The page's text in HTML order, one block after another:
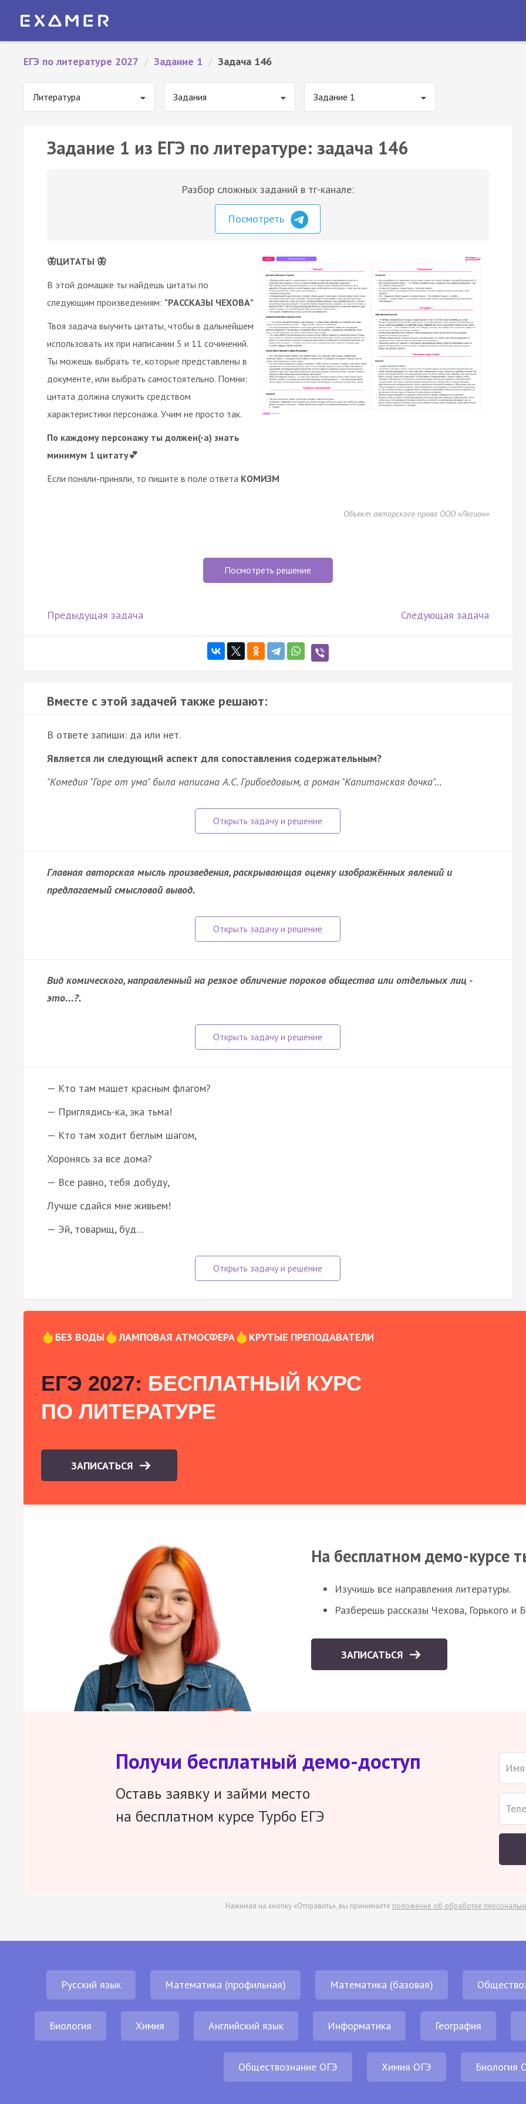
ЕГЭ по литературе 2027 / Задание 1 / Задача 146
Литература Задания Задание 1
Задание 1 из ЕГЭ по литературе: задача 146
Разбор сложных заданий в тг-канале:
Посмотреть
🦋ЦИТАТЫ 🦋
В этой домашке ты найдешь цитаты по
следующим произведениям: "РАССКАЗЫ ЧЕХОВА"
Твоя задача выучить цитаты, чтобы в дальнейшем
использовать их при написании 5 и 11 сочинений.
Ты можешь выбрать те, которые представлены в
документе, или выбрать самостоятельно. Помни:
цитата должна служить средством
характеристики персонажа. Учим не просто так.
По каждому персонажу ты должен(-а) знать
минимум 1 цитату💕
Если поняли-приняли, то пишите в поле ответа КОМИЗМ
Объект авторского права ООО «Легион»
Посмотреть решение
Предыдущая задача Следующая задача
Вместе с этой задачей также решают:
В ответе запиши: да или нет.
Является ли следующий аспект для сопоставления содержательным?
"Комедия "Горе от ума" была написана А.С. Грибоедовым, а роман "Капитанская дочка"…
Главная авторская мысль произведения, раскрывающая оценку изображённых явлений и
предлагаемый смысловой вывод.
Вид комического, направленный на резкое обличение пороков общества или отдельных лиц -
это...?.
— Кто там машет красным флагом?
— Приглядись-ка, эка тьма!
— Кто там ходит беглым шагом,
Хоронясь за все дома?
— Все равно, тебя добуду,
Лучше сдайся мне живьем!
— Эй, товарищ, буд…
БЕЗ ВОДЫ ЛАМПОВАЯ АТМОСФЕРА КРУТЫЕ ПРЕПОДАВАТЕЛИ
ЕГЭ 2027: БЕСПЛАТНЫЙ КУРС
ПО ЛИТЕРАТУРЕ
ЗАПИСАТЬСЯ
На бесплатном демо-курсе
Изучишь все направления литературы.
Разберешь рассказы Чехова, Горького и
ЗАПИСАТЬСЯ
Получи бесплатный демо-доступ
Оставь заявку и займи место
на бесплатном курсе Турбо ЕГЭ
Нажимая на кнопку «Отправить», вы принимаете положение об обработке
Русский язык Математика (профильная) Математика (базовая)
Биология Химия Английский язык Информатика География
Обществознание ОГЭ Химия ОГЭ Биология